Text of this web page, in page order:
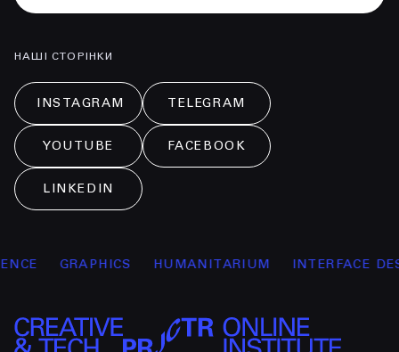
НАШІ СТОРІНКИ
INSTAGRAM TELEGRAM
YOUTUBE FACEBOOK
LINKEDIN
GRAPHICS HUMANITARIUM INTERFACE